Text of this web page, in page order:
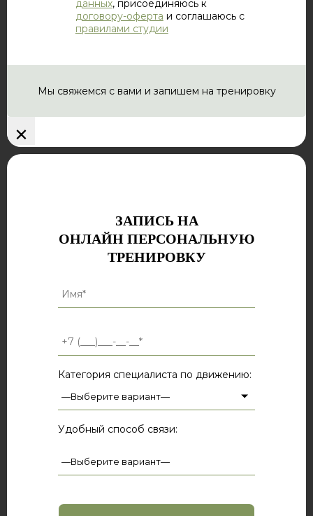
данных, присоединяюсь к
договору-оферта и соглашаюсь с
правилами студии
Мы свяжемся с вами и запишем на тренировку
×
ЗАПИСЬ НА
ОНЛАЙН ПЕРСОНАЛЬНУЮ
ТРЕНИРОВКУ
Категория специалиста по движению:
Удобный способ связи: